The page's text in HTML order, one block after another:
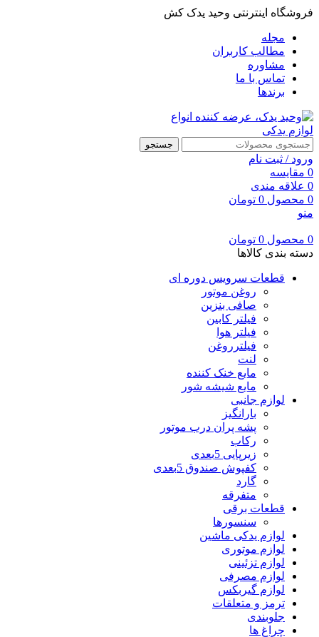
فروشگاه اینترنتی وحید یدک کش
مجله
مطالب کاربران
مشاوره
تماس با ما
برندها
جستجو
ورود / ثبت نام
0 مقایسه
0 علاقه مندی
0 محصول 0 تومان
منو
0 محصول 0 تومان
دسته بندی کالاها
قطعات سرویس دوره ای
روغن موتور
صافی بنزین
فیلتر کابین
فیلتر هوا
فیلترروغن
لنت
مایع خنک کننده
مایع شیشه شور
لوازم جانبی
بارانگیز
پشه پران درب موتور
رکاب
زیرپایی 5بعدی
کفپوش صندوق 5بعدی
گارد
متفرقه
قطعات برقی
سنسورها
لوازم یدکی ماشین
لوازم موتوری
لوازم تزئینی
لوازم مصرفی
لوازم گیربکس
ترمز و متعلقات
جلوبندی
چراغ ها